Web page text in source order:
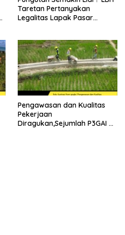
Taretan Pertanyakan
Legalitas Lapak Pasar
Pengawasan dan Kualitas
Pekerjaan
Diragukan,Sejumlah P3GAI di